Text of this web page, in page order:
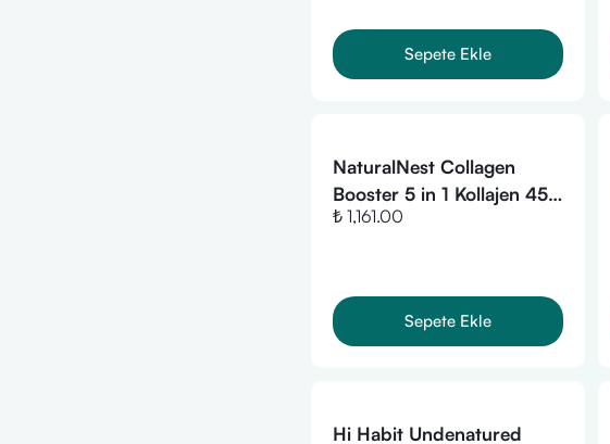
Sepete Ekle
NaturalNest Collagen
Booster 5 in 1 Kollajen 450
gr
₺ 1,161.00
Sepete Ekle
Hi Habit Undenatured